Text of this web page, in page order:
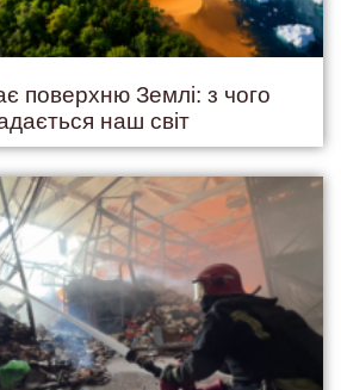
поверхню Землі: з чого
наш світ